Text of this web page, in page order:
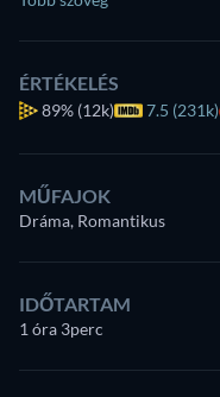
ÉRTÉKELÉS
89% (12k) 7.5 (231k)
MŰFAJOK
Dráma, Romantikus
IDŐTARTAM
1 óra 3perc